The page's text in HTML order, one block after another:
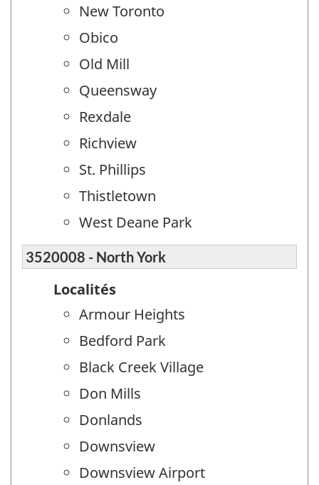
New Toronto
Obico
Old Mill
Queensway
Rexdale
Richview
St. Phillips
Thistletown
West Deane Park
3520008 - North York
Localités
Armour Heights
Bedford Park
Black Creek Village
Don Mills
Donlands
Downsview
Downsview Airport